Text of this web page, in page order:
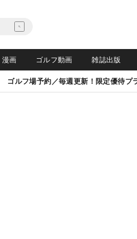
漫画 ゴルフ動画 雑誌出版
ゴルフ場予約／毎週更新！限定優待プ